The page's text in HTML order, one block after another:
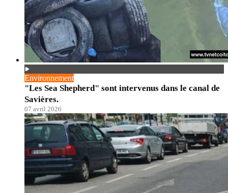
Environnement
"Les Sea Shepherd" sont intervenus dans le canal de
Savières.
07 avril 2026